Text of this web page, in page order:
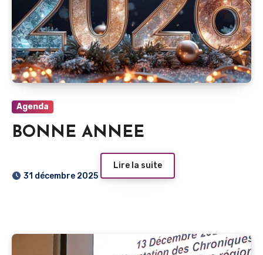
Agenda
BONNE ANNEE
31 décembre 2025
Lire la suite